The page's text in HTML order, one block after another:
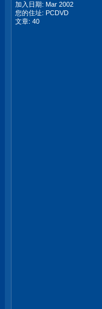
加入日期: Mar 2002
您的住址: PCDVD
文章: 40